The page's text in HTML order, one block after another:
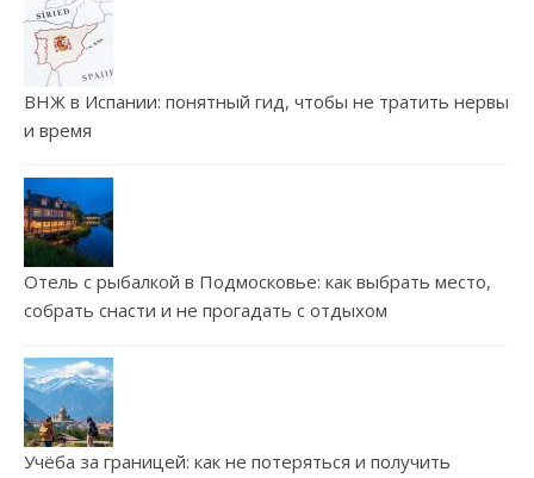
ВНЖ в Испании: понятный гид, чтобы не тратить нервы
и время
Отель с рыбалкой в Подмосковье: как выбрать место,
собрать снасти и не прогадать с отдыхом
Учёба за границей: как не потеряться и получить